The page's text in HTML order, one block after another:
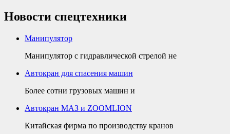
Новости спецтехники
Манипулятор
Манипулятор с гидравлической стрелой не
Автокран для спасения машин
Более сотни грузовых машин и
Автокран МАЗ и ZOOMLION
Китайская фирма по производству кранов